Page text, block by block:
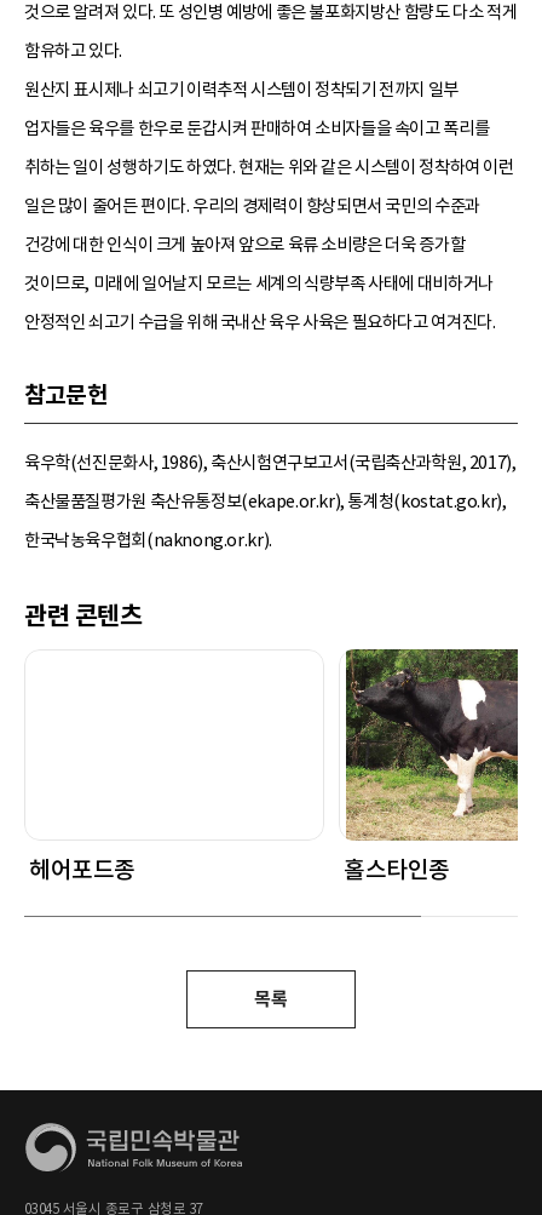
것으로 알려져 있다. 또 성인병 예방에 좋은 불포화지방산 함량도 다소 적게
함유하고 있다.
원산지 표시제나 쇠고기 이력추적 시스템이 정착되기 전까지 일부
업자들은 육우를 한우로 둔갑시켜 판매하여 소비자들을 속이고 폭리를
취하는 일이 성행하기도 하였다. 현재는 위와 같은 시스템이 정착하여 이런
일은 많이 줄어든 편이다. 우리의 경제력이 향상되면서 국민의 수준과
건강에 대한 인식이 크게 높아져 앞으로 육류 소비량은 더욱 증가할
것이므로, 미래에 일어날지 모르는 세계의 식량부족 사태에 대비하거나
안정적인 쇠고기 수급을 위해 국내산 육우 사육은 필요하다고 여겨진다.
참고문헌
육우학(선진문화사, 1986), 축산시험연구보고서(국립축산과학원, 2017),
축산물품질평가원 축산유통정보(ekape.or.kr), 통계청(kostat.go.kr),
한국낙농육우협회(naknong.or.kr).
관련 콘텐츠
헤어포드종 홀스타인종
목록
03045 서울시 종로구 삼청로 37